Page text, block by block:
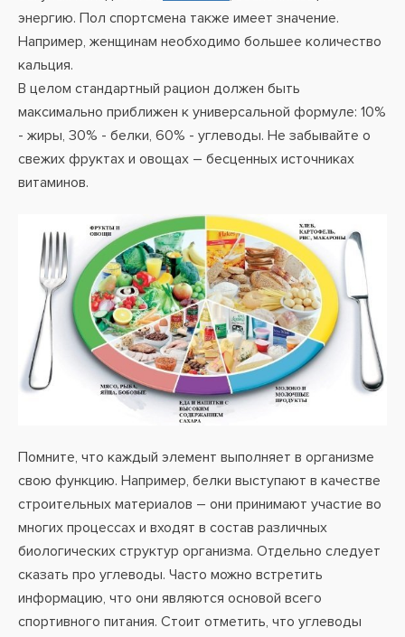
энергию. Пол спортсмена также имеет значение.
Например, женщинам необходимо большее количество
кальция.
В целом стандартный рацион должен быть
максимально приближен к универсальной формуле: 10%
- жиры, 30% - белки, 60% - углеводы. Не забывайте о
свежих фруктах и овощах – бесценных источниках
витаминов.
Помните, что каждый элемент выполняет в организме
свою функцию. Например, белки выступают в качестве
строительных материалов – они принимают участие во
многих процессах и входят в состав различных
биологических структур организма. Отдельно следует
сказать про углеводы. Часто можно встретить
информацию, что они являются основой всего
спортивного питания. Стоит отметить, что углеводы